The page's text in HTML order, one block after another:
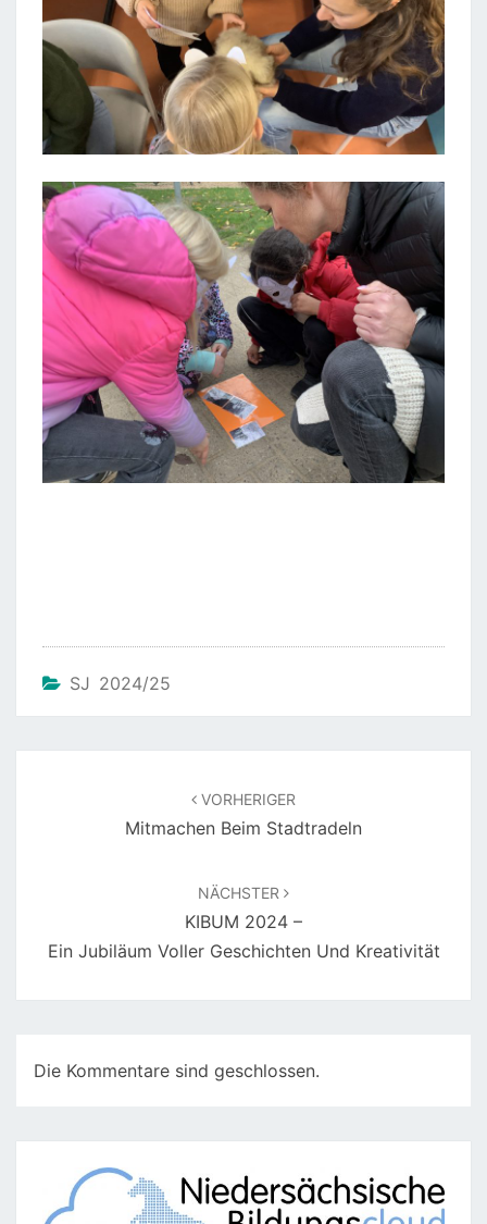
SJ 2024/25
VORHERIGER
Mitmachen Beim Stadtradeln
NÄCHSTER
KIBUM 2024 –
Ein Jubiläum Voller Geschichten Und Kreativität
Die Kommentare sind geschlossen.